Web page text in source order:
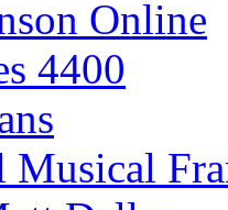
Online
4400
Musical